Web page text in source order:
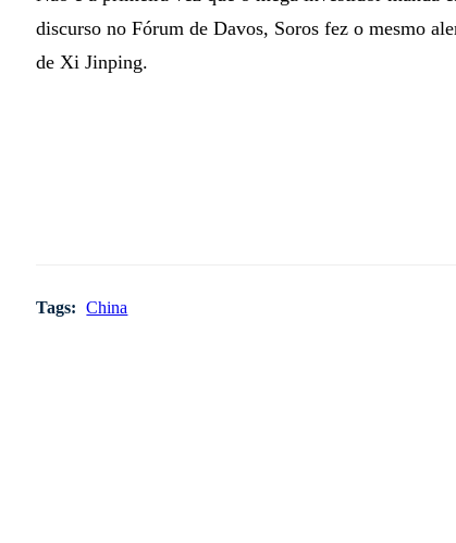
discurso no Fórum de Davos, Soros fez o mesmo
de Xi Jinping.
Tags: China